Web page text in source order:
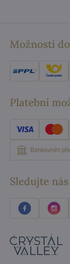
Možnosti
Platební
Bankovním
Sledujte nás